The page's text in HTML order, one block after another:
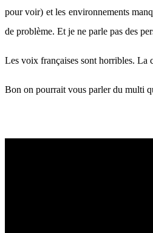
pour voir) et les environnements
de problème. Et je ne parle pas des
Les voix françaises sont horribles. La
Bon on pourrait vous parler du multi